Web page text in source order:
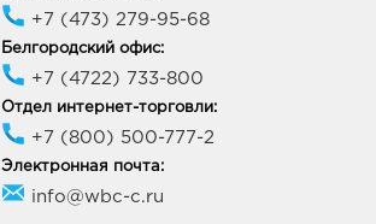
+7 (473) 279-95-68
Белгородский офис:
+7 (4722) 733-800
Отдел интернет-торговли:
+7 (800) 500-777-2
Электронная почта:
info@wbc-c.ru